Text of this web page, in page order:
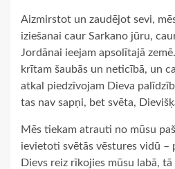
Aizmirstot un zaudējot sevi,
iziešanai caur Sarkano jūru,
Jordānai ieejam apsolītajā
krītam šaubās un neticībā, un
atkal piedzīvojam Dieva
tas nav sapņi, bet svēta,
Mēs tiekam atrauti no mūsu
ievietoti svētās vēstures vidū –
Dievs reiz rīkojies mūsu labā,